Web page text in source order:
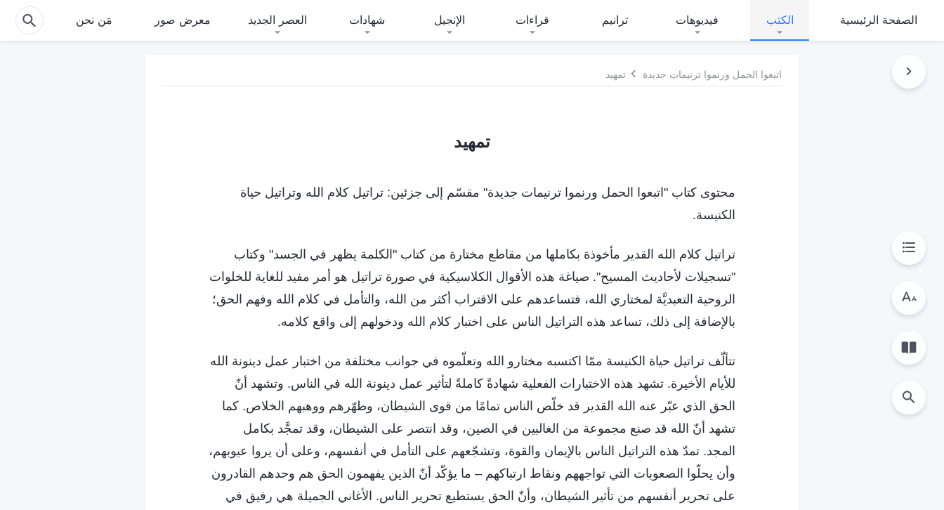
الصفحة الرئيسية الكتب فيديوهات ترانيم قراءات الإنجيل شهادات العصر الجديد معرض صور مَن نحن
اتبعوا الحمل ورنموا ترنيمات جديدة تمهيد
تمهيد
محتوى كتاب "اتبعوا الحمل ورنموا ترنيمات جديدة" مقسّم إلى جزئين: تراتيل كلام الله وتراتيل حياة
الكنيسة.
تراتيل كلام الله القدير مأخوذة بكاملها من مقاطع مختارة من كتاب "الكلمة يظهر في الجسد" وكتاب
"تسجيلات لأحاديث المسيح". صياغة هذه الأقوال الكلاسيكية في صورة تراتيل هو أمر مفيد للغاية للخلوات
الروحية التعبديَّة لمختاري الله، فتساعدهم على الاقتراب أكثر من الله، والتأمل في كلام الله وفهم الحق؛
بالإضافة إلى ذلك، تساعد هذه التراتيل الناس على اختبار كلام الله ودخولهم إلى واقع كلامه.
تتألّف تراتيل حياة الكنيسة ممّا اكتسبه مختارو الله وتعلّموه في جوانب مختلفة من اختبار عمل دينونة الله
للأيام الأخيرة. تشهد هذه الاختبارات الفعلية شهادةً كاملةً لتأثير عمل دينونة الله في الناس. وتشهد أنّ
الحق الذي عبّر عنه الله القدير قد خلّص الناس تمامًا من قوى الشيطان، وطهّرهم ووهبهم الخلاص. كما
تشهد أنّ الله قد صنع مجموعة من الغالبين في الصين، وقد انتصر على الشيطان، وقد تمجَّد بكامل
المجد. تمدّ هذه التراتيل الناس بالإيمان والقوة، وتشجّعهم على التأمل في أنفسهم، وعلى أن يروا عيوبهم،
وأن يحلّوا الصعوبات التي تواجههم ونقاط ارتباكهم – ما يؤكّد أنّ الذين يفهمون الحق هم وحدهم القادرون
على تحرير أنفسهم من تأثير الشيطان، وأنّ الحق يستطيع تحرير الناس. الأغاني الجميلة هي رفيق في